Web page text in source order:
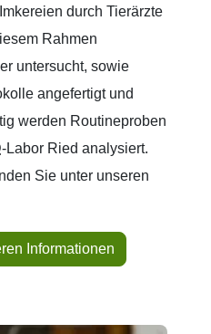
durch Tierärzte
Rahmen
untersucht, sowie
angefertigt und
werden Routineproben
-Labor Ried analysiert.
Sie unter unseren
Informationen